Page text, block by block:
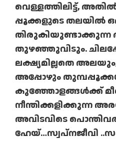
വെള്ളത്തിലിട്ട്,
പ്പൂക്കളുടെ
തിരുകിയുണ്ടാക്കുന്ന
തുഴഞ്ഞുവിടും.
ലക്ഷ്യമില്ലതെ
അപ്പോഴും
കുഞ്ഞോളങ്ങൾക്ക്
നീന്തിക്കളിക്കുന്ന
അവിടവിടെ
ഹേയ്…സ്വപ്നജീവി